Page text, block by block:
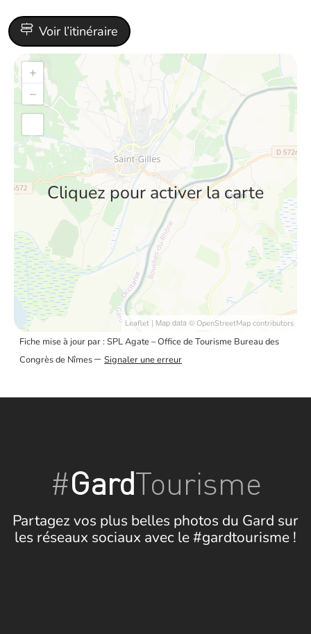
Voir l’itinéraire
Cliquez pour activer la carte
+
−
Leaflet | Map data © OpenStreetMap contributors
Fiche mise à jour par : SPL Agate – Office de Tourisme Bureau des
Congrès de Nîmes– Signaler une erreur
#GardTourisme
Partagez vos plus belles photos du Gard sur
les réseaux sociaux avec le #gardtourisme !